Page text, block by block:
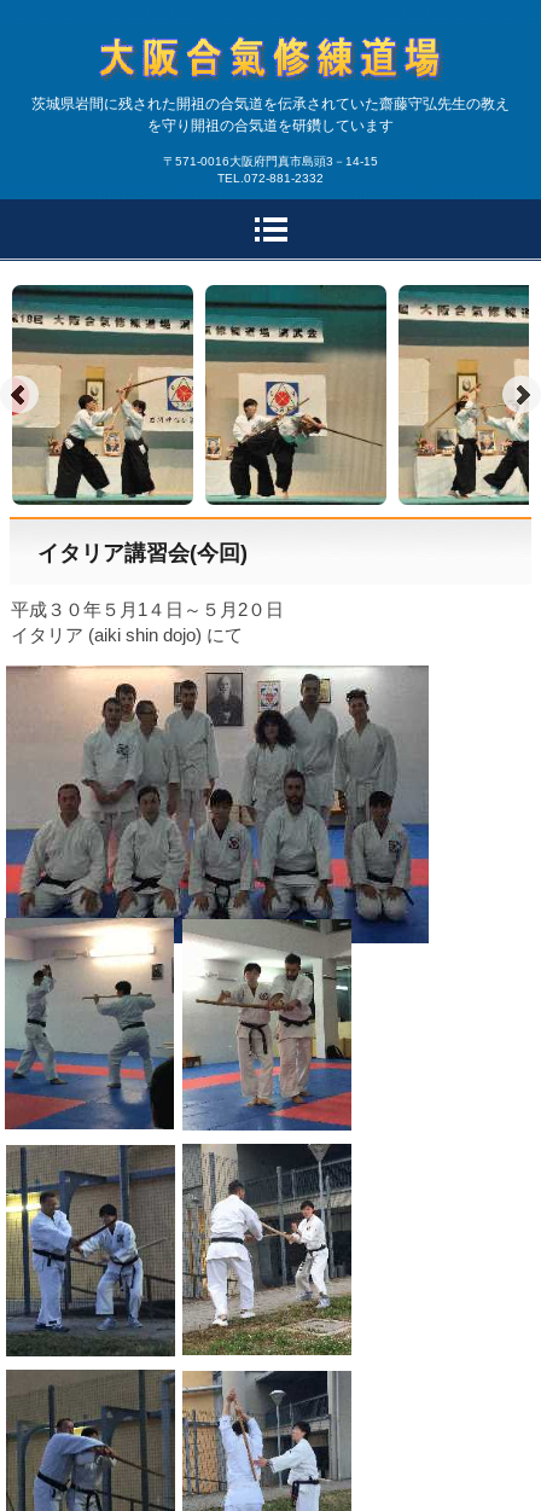
合気道大阪合氣修練道場|
大阪・兵庫で開祖の合気
道を研鑽
茨城県岩間に残された開祖の合気道を伝承されていた齋藤守弘先生の教え
を守り開祖の合気道を研鑽しています
〒571-0016大阪府門真市島頭3－14-15
TEL.072-881-2332
イタリア講習会(今回)
平成３０年５月1４日～５月2０日
イタリア (aiki shin dojo) にて